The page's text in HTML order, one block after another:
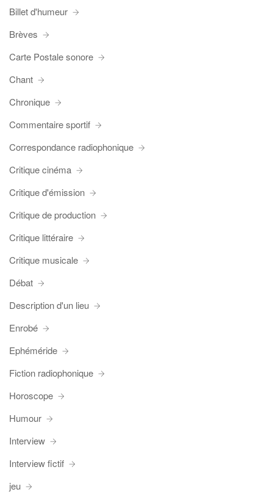
Billet d'humeur
Brèves
Carte Postale sonore
Chant
Chronique
Commentaire sportif
Correspondance radiophonique
Critique cinéma
Critique d'émission
Critique de production
Critique littéraire
Critique musicale
Débat
Description d'un lieu
Enrobé
Ephéméride
Fiction radiophonique
Horoscope
Humour
Interview
Interview fictif
jeu